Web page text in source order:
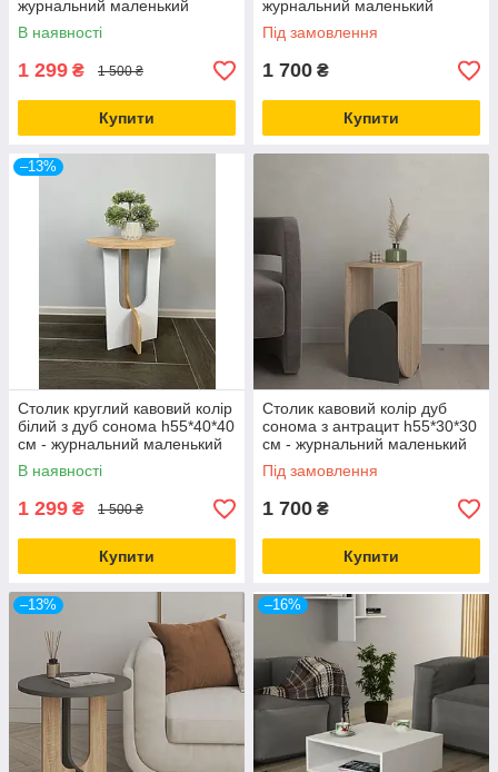
журнальний маленький
столик
В наявності
1 299 ₴ 1 500 ₴
Купити
журнальний маленький
столик
Під замовлення
1 700 ₴
Купити
–13%
Столик круглий кавовий колір
білий з дуб сонома h55*40*40
см - журнальний маленький
столик
В наявності
1 299 ₴ 1 500 ₴
Купити
Столик кавовий колір дуб
сонома з антрацит h55*30*30
см - журнальний маленький
столик
Під замовлення
1 700 ₴
Купити
–13% –16%